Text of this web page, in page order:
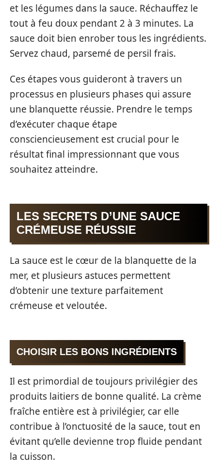
et les légumes dans la sauce. Réchauffez le
tout à feu doux pendant 2 à 3 minutes. La
sauce doit bien enrober tous les ingrédients.
Servez chaud, parsemé de persil frais.
Ces étapes vous guideront à travers un
processus en plusieurs phases qui assure
une blanquette réussie. Prendre le temps
d’exécuter chaque étape
consciencieusement est crucial pour le
résultat final impressionnant que vous
souhaitez atteindre.
LES SECRETS D’UNE SAUCE
CRÉMEUSE RÉUSSIE
La sauce est le cœur de la blanquette de la
mer, et plusieurs astuces permettent
d’obtenir une texture parfaitement
crémeuse et veloutée.
CHOISIR LES BONS INGRÉDIENTS
Il est primordial de toujours privilégier des
produits laitiers de bonne qualité. La crème
fraîche entière est à privilégier, car elle
contribue à l’onctuosité de la sauce, tout en
évitant qu’elle devienne trop fluide pendant
la cuisson.